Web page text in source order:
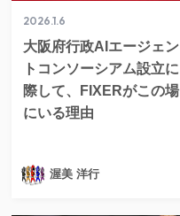
2026.1.6
大阪府行政AIエージェン
トコンソーシアム設立に
際して、FIXERがこの場
にいる理由
渥美 洋行